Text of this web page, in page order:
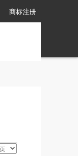
商标注册